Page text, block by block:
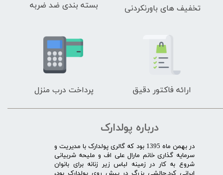
تخفیف های باورنکردنی بسته بندی ضد ضربه
ارائه فاکتور دقیق پرداخت درب منزل
درباره پولدارک
در بهمن ماه 1395 بود که گالری پولدارک با مدیریت و
سرمایه گذاری خانم مارال علی اف و ملیحه شربیانی
شروع به کار در زمینه لباس زیر زنانه برای بانوان